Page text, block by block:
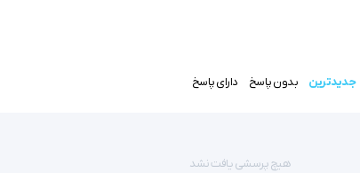
جدیدترین بدون پاسخ دارای پاسخ
هیچ پرسشی یافت نشد